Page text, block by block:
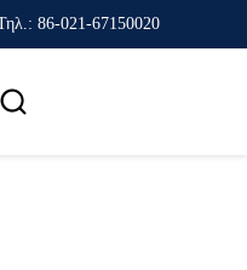
86-021-67150020
